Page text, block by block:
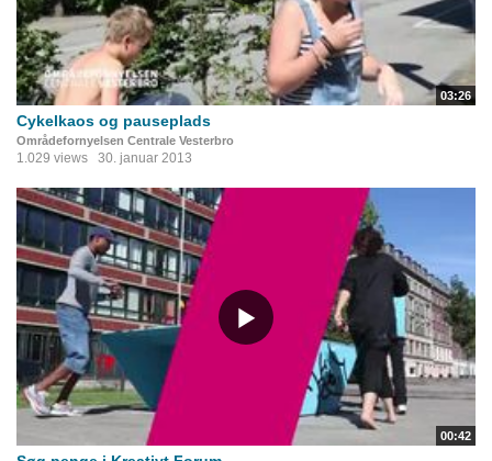
03:26
Cykelkaos og pauseplads
Områdefornyelsen Centrale Vesterbro
1.029 views 30. januar 2013
00:42